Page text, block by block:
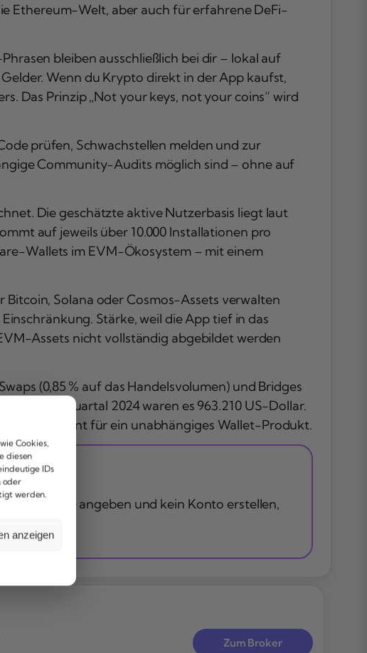
Cookies,
diesen
IDs
oder
werden.
anzeigen
Ethereum-Welt, aber auch für erfahrene DeFi-
bleiben ausschließlich bei dir – lokal auf
Wenn du Krypto direkt in der App kaufst,
Das Prinzip „Not your keys, not your coins“ wird
prüfen, Schwachstellen melden und zur
Community-Audits möglich sind – ohne auf
Die geschätzte aktive Nutzerbasis liegt laut
auf jeweils über 10.000 Installationen pro
Wallets im EVM-Ökosystem – mit einem
Solana oder Cosmos-Assets verwalten
Stärke, weil die App tief in das
Assets nicht vollständig abgebildet werden
(0,85 % auf das Handelsvolumen) und Bridges
ersten Quartal 2024 waren es 963.210 US-Dollar.
Fundament für ein unabhängiges Wallet-Produkt.
Adresse angeben und kein Konto erstellen,
Zum Broker
deine Krypto-
Fragen